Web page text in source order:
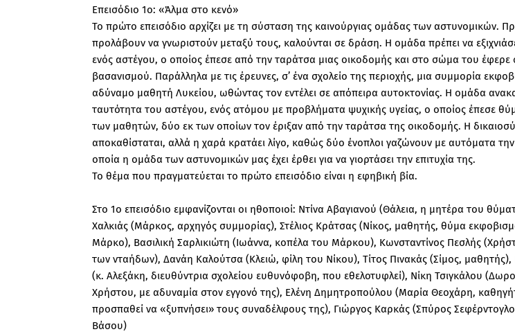
Επεισόδιο 1o: «Άλμα στο κενό»
Το πρώτο επεισόδιο αρχίζει με τη σύσταση της καινούργιας ομάδας των αστυνομικών.
προλάβουν να γνωριστούν μεταξύ τους, καλούνται σε δράση. Η ομάδα πρέπει να
ενός αστέγου, ο οποίος έπεσε από την ταράτσα μιας οικοδομής και στο σώμα του έφερε
βασανισμού. Παράλληλα με τις έρευνες, σ’ ένα σχολείο της περιοχής, μια συμμορία
αδύναμο μαθητή Λυκείου, ωθώντας τον εντέλει σε απόπειρα αυτοκτονίας. Η ομάδα
ταυτότητα του αστέγου, ενός ατόμου με προβλήματα ψυχικής υγείας, ο οποίος έπεσε
των μαθητών, δύο εκ των οποίων τον έριξαν από την ταράτσα της οικοδομής. Η
αποκαθίσταται, αλλά η χαρά κρατάει λίγο, καθώς δύο ένοπλοι γαζώνουν με αυτόματα
οποία η ομάδα των αστυνομικών μας έχει έρθει για να γιορτάσει την επιτυχία της.
Το θέμα που πραγματεύεται το πρώτο επεισόδιο είναι η εφηβική βία.
Στο 1ο επεισόδιο εμφανίζονται οι ηθοποιοί: Ντίνα Αβαγιανού (Θάλεια, η μητέρα του
Χαλκιάς (Μάρκος, αρχηγός συμμορίας), Στέλιος Κράτσας (Νίκος, μαθητής, θύμα
Μάρκο), Βασιλική Σαρλικιώτη (Ιωάννα, κοπέλα του Μάρκου), Κωνσταντίνος Πεσλής
των νταήδων), Δανάη Καλούτσα (Κλειώ, φίλη του Νίκου), Τίτος Πινακάς (Σίμος, μαθητής),
(κ. Αλεξάκη, διευθύντρια σχολείου ευθυνόφοβη, που εθελοτυφλεί), Νίκη Τσιγκάλου
Χρήστου, με αδυναμία στον εγγονό της), Ελένη Δημητροπούλου (Μαρία Θεοχάρη,
προσπαθεί να «ξυπνήσει» τους συναδέλφους της), Γιώργος Καρκάς (Σπύρος
Βάσου)